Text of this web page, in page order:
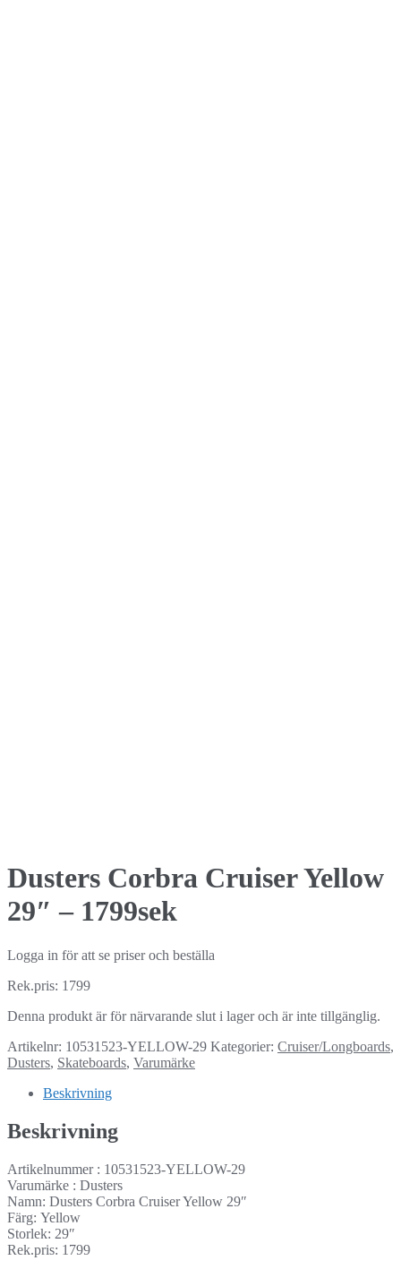
Dusters Corbra Cruiser Yellow
29″ – 1799sek
Logga in för att se priser och beställa
Rek.pris: 1799
Denna produkt är för närvarande slut i lager och är inte tillgänglig.
Artikelnr: 10531523-YELLOW-29 Kategorier: Cruiser/Longboards,
Dusters, Skateboards, Varumärke
Beskrivning
Beskrivning
Artikelnummer : 10531523-YELLOW-29
Varumärke : Dusters
Namn: Dusters Corbra Cruiser Yellow 29″
Färg: Yellow
Storlek: 29″
Rek.pris: 1799